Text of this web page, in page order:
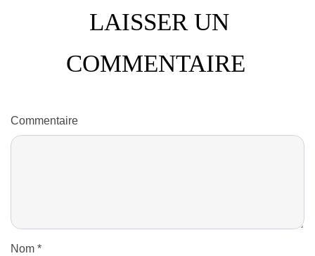
LAISSER UN
COMMENTAIRE
Commentaire
Nom *